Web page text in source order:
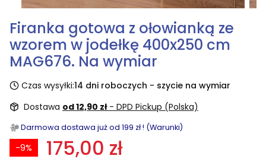
Firanka gotowa z ołowianką ze
wzorem w jodełkę 400x250 cm
MAG676. Na wymiar
Czas wysyłki:14 dni roboczych - szycie na wymiar
Dostawa od 12,90 zł - DPD Pickup (Polska)
Darmowa dostawa już od 199 zł ! (Warunki)
175,00 zł
-9%